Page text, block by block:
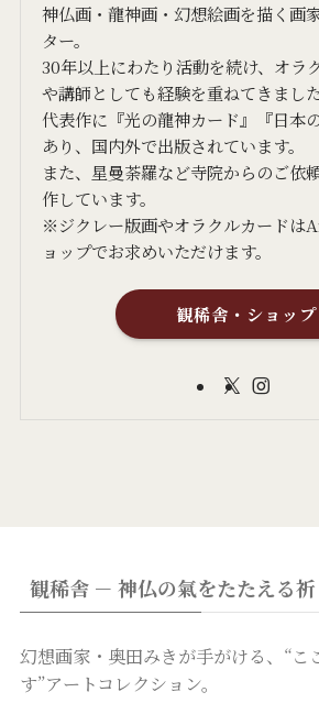
神仏画・龍神画・幻想絵画を描く画
ター。
30年以上にわたり活動を続け、オラ
や講師としても経験を重ねてきました
代表作に『光の龍神カード』『日本
あり、国内外で出版されています。
また、星曼荼羅など寺院からのご依
作しています。
※ジクレー版画やオラクルカードは
ョップでお求めいただけます。
観稀舎・ショップ
観稀舎 － 神仏の氣をたたえる
幻想画家・奥田みきが手がける、“こ
す”アートコレクション。